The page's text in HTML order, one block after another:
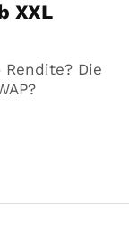
XXL
Die